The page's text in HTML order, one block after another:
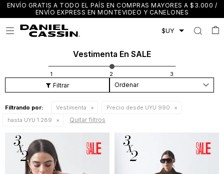
ENVÍO GRATIS A TODO EL PAÍS EN COMPRAS MAYORES A $3.000 /
ENVÍO EXPRESS EN MONTEVIDEO Y CANELONES

Vestimenta En SALE
Recomendados
Filtrando por: Vestimenta
Precio desde UYU 990
hasta UYU 1.289
Quitar filtros